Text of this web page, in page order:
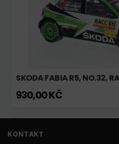
SKODA FABIA R5, NO.32,
930,00 KČ
KONTAKT